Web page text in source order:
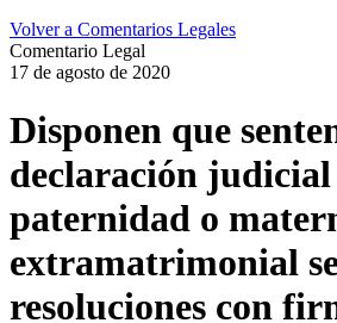
Volver a Comentarios Legales
Comentario Legal
17 de agosto de 2020
Disponen que
declaración judicial
paternidad o
extramatrimonial
resoluciones con